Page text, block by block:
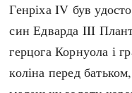
Генріха IV був
син Едварда III
герцога Корнуола і
коліна перед